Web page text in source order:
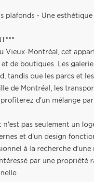
plafonds - Une
Vieux-Montréal, cet
et de boutiques. Les
tandis que les parcs et
de Montréal, les
d'un mélange
n'est pas seulement un
et d'un design
à la recherche
par une propriété